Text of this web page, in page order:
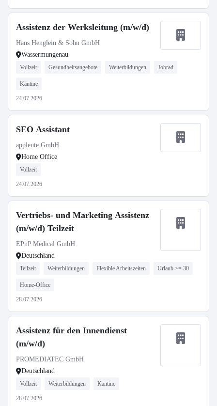
Assistenz der Werksleitung (m/w/d)
Hans Henglein & Sohn GmbH
Wassermungenau
Vollzeit Gesundheitsangebote Weiterbildungen Jobrad
Kantine
24.07.2026
SEO Assistant
appleute GmbH
Home Office
Vollzeit
24.07.2026
Vertriebs- und Marketing Assistenz
(m/w/d) Teilzeit
EPnP Medical GmbH
Deutschland
Teilzeit Weiterbildungen Flexible Arbeitszeiten Urlaub >= 30
Home-Office
28.07.2026
Assistenz für den Innendienst
(m/w/d)
PROMEDIATEC GmbH
Deutschland
Vollzeit Weiterbildungen Kantine
28.07.2026